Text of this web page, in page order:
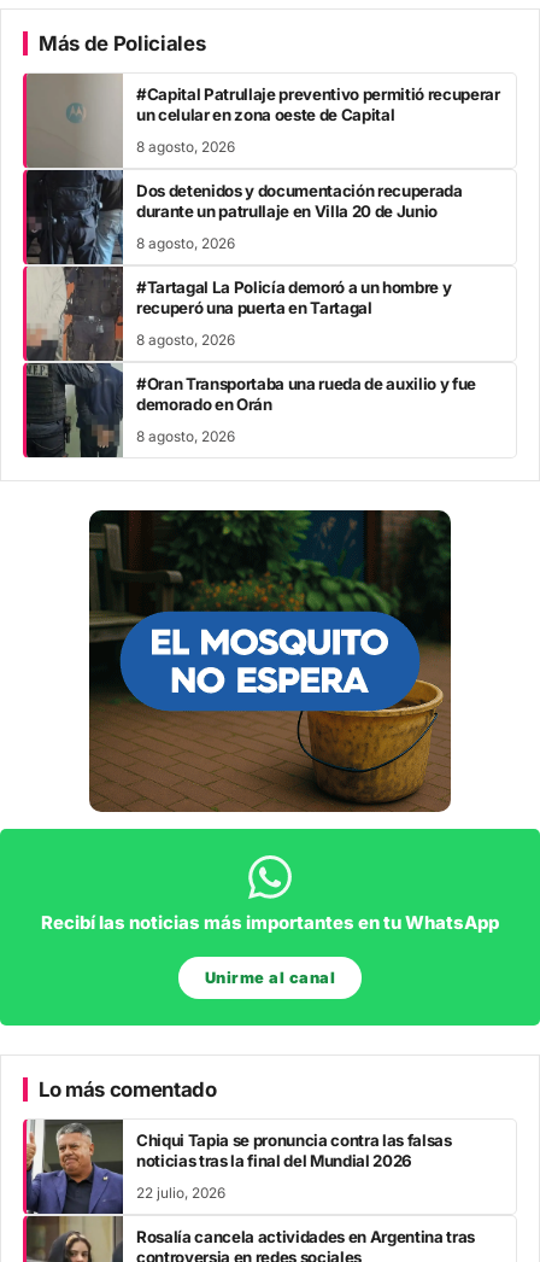
Más de Policiales
#Capital Patrullaje preventivo permitió recuperar
un celular en zona oeste de Capital
8 agosto, 2026
Dos detenidos y documentación recuperada
durante un patrullaje en Villa 20 de Junio
8 agosto, 2026
#Tartagal La Policía demoró a un hombre y
recuperó una puerta en Tartagal
8 agosto, 2026
#Oran Transportaba una rueda de auxilio y fue
demorado en Orán
8 agosto, 2026
Recibí las noticias más importantes en tu WhatsApp
Unirme al canal
Lo más comentado
Chiqui Tapia se pronuncia contra las falsas
noticias tras la final del Mundial 2026
22 julio, 2026
Rosalía cancela actividades en Argentina tras
controversia en redes sociales